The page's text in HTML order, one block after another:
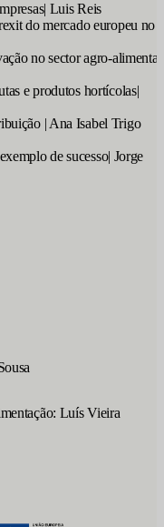
Luis Reis
do mercado europeu no
no sector agro-alimentar|
e produtos hortícolas|
| Ana Isabel Trigo
de sucesso| Jorge
Luís Vieira